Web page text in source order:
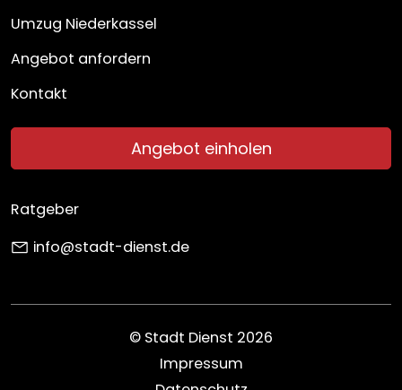
Umzug Niederkassel
Angebot anfordern
Kontakt
Angebot einholen
Ratgeber
info@stadt-dienst.de
© Stadt Dienst 2026
Impressum